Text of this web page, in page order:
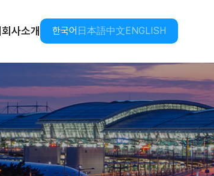
회사소개 한국어 日本語中文 ENGLISH